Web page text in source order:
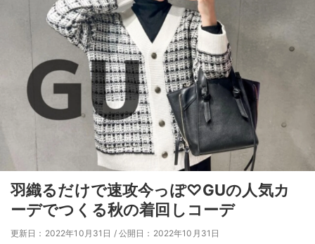
羽織るだけで速攻今っぽ♡GUの人気カ
ーデでつくる秋の着回しコーデ
更新日：2022年10月31日 / 公開日：2022年10月31日